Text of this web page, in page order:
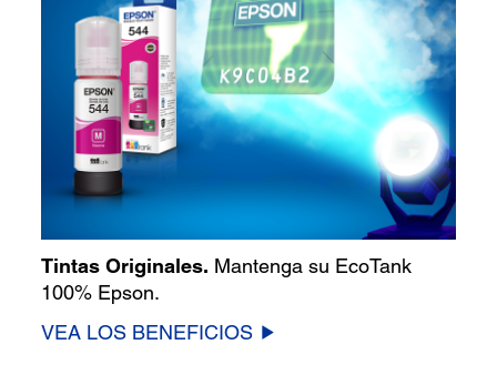
Tintas Originales. Mantenga su EcoTank
100% Epson.
VEA LOS BENEFICIOS